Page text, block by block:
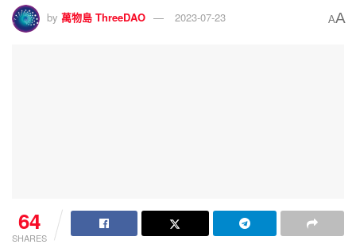
by 萬物島 ThreeDAO 2023-07-23 AA
64
SHARES